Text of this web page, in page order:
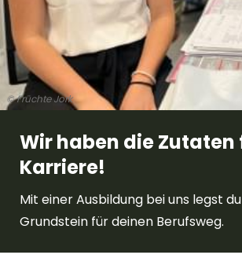
© Früchte Jork
Wir haben die Zutaten
Karriere!
Mit einer Ausbildung bei uns legst
Grundstein für deinen Berufsweg.